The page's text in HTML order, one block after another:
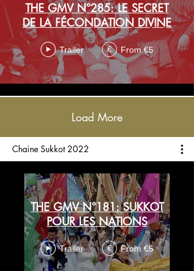
THE GMV N°285: LE SECRET
DE LA FÉCONDATION DIVINE
Trailer € From €5
Load More
Chaine Sukkot 2022
THE GMV N°181: SUKKOT
POUR LES NATIONS
Trailer € From €5